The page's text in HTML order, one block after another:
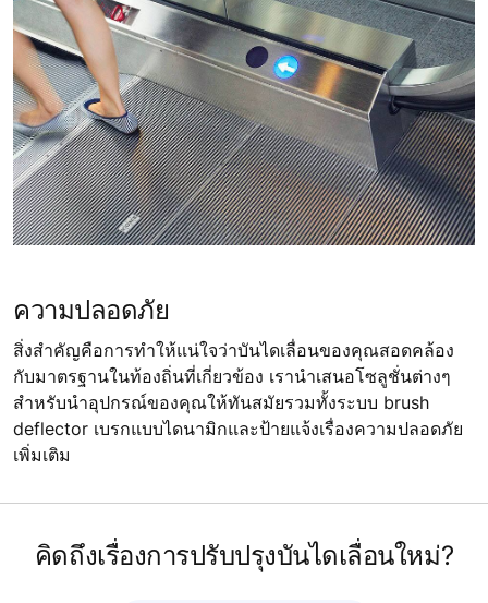
ความปลอดภัย
สิ่งสำคัญคือการทำให้แน่ใจว่าบันไดเลื่อนของคุณสอดคล้อง
กับมาตรฐานในท้องถิ่นที่เกี่ยวข้อง เรานำเสนอโซลูชั่นต่างๆ
สำหรับนำอุปกรณ์ของคุณให้ทันสมัยรวมทั้งระบบ brush
deflector เบรกแบบไดนามิกและป้ายแจ้งเรื่องความปลอดภัย
เพิ่มเติม
คิดถึงเรื่องการปรับปรุงบันไดเลื่อนใหม่?